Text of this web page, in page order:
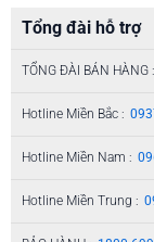
Tổng đài hỗ trợ
TỔNG ĐÀI BÁN HÀNG :
Hotline Miền Bắc :
Hotline Miền Nam :
Hotline Miền Trung :